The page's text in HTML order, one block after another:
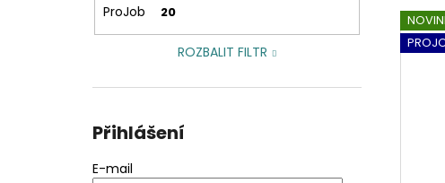
ProJob 20
ROZBALIT FILTR
Přihlášení
E-mail